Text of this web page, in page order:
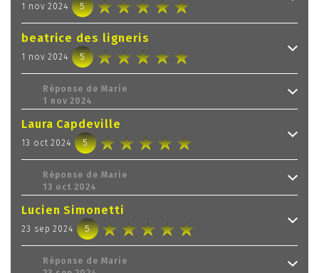
1 nov 2024 5
beatrice des ligneris
1 nov 2024 5
Réponse de Marie
1 nov 2024
Laura Capdeville
13 oct 2024 5
Réponse de Marie
13 oct 2024
Lucien Simonetti
23 sep 2024 5
Réponse de Marie